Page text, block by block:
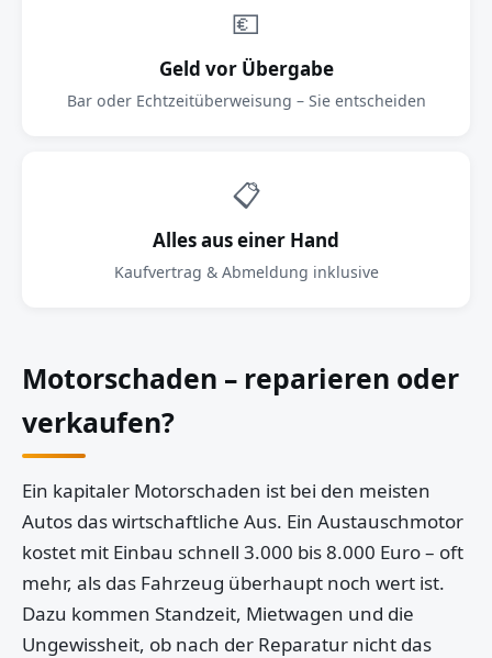
💶
Geld vor Übergabe
Bar oder Echtzeitüberweisung – Sie entscheiden
📋
Alles aus einer Hand
Kaufvertrag & Abmeldung inklusive
Motorschaden – reparieren oder
verkaufen?
Ein kapitaler Motorschaden ist bei den meisten
Autos das wirtschaftliche Aus. Ein Austauschmotor
kostet mit Einbau schnell 3.000 bis 8.000 Euro – oft
mehr, als das Fahrzeug überhaupt noch wert ist.
Dazu kommen Standzeit, Mietwagen und die
Ungewissheit, ob nach der Reparatur nicht das